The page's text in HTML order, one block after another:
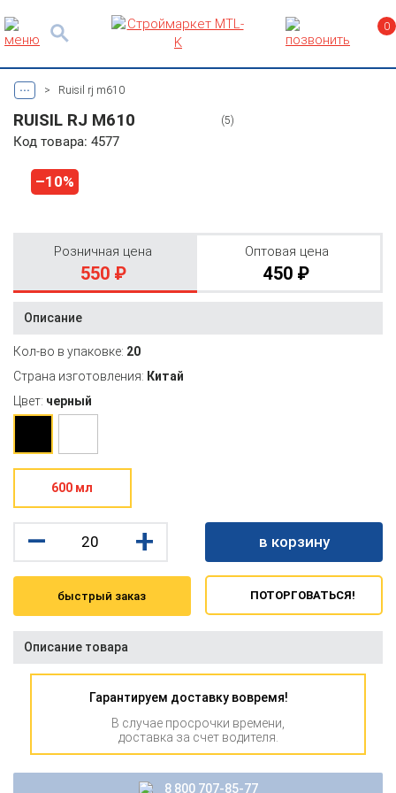
0
... > Ruisil rj m610
RUISIL RJ M610 (5)
Код товара: 4577
–10%
Розничная цена
550 ₽
Оптовая цена
450 ₽
Описание
Кол-во в упаковке: 20
Страна изготовления: Китай
Цвет: черный
600 мл
– + в корзину
быстрый заказ ПОТОРГОВАТЬСЯ!
Описание товара
Гарантируем доставку вовремя!
В случае просрочки времени,
доставка за счет водителя.
8 800 707-85-77